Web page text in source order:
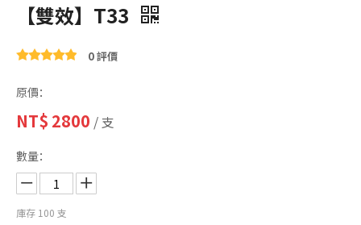
【雙效】T33
0 評價
原價：
NT$ 2800 / 支
數量：
庫存 100 支